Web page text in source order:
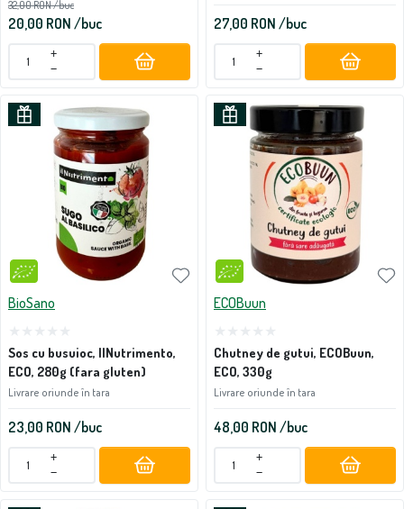
20,00 RON /buc
32,00RON/buc
+
−
27,00 RON /buc
+
−
BioSano
Sos cu busuioc, IlNutrimento,
ECO, 280g (fara gluten)
Livrare oriunde în tara
23,00 RON /buc
+
−
ECOBuun
Chutney de gutui, ECOBuun,
ECO, 330g
Livrare oriunde în tara
48,00 RON /buc
+
−